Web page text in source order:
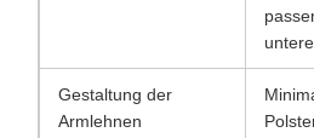
Gestaltung der
Armlehnen